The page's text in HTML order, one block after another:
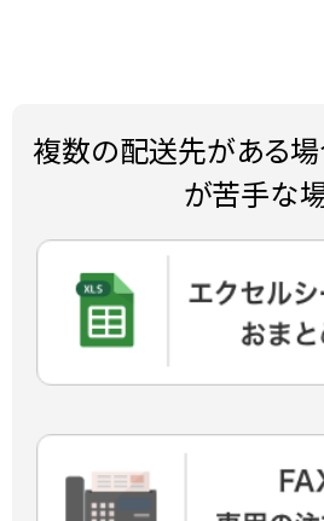
複数の配送先がある
が苦手な